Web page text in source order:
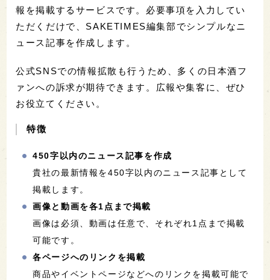
報を掲載するサービスです。必要事項を入力してい
ただくだけで、SAKETIMES編集部でシンプルなニ
ュース記事を作成します。
公式SNSでの情報拡散も行うため、多くの日本酒フ
ァンへの訴求が期待できます。広報や集客に、ぜひ
お役立てください。
特徴
450字以内のニュース記事を作成
貴社の最新情報を450字以内のニュース記事として
掲載します。
画像と動画を各1点まで掲載
画像は必須、動画は任意で、それぞれ1点まで掲載
可能です。
各ページへのリンクを掲載
商品やイベントページなどへのリンクを掲載可能で